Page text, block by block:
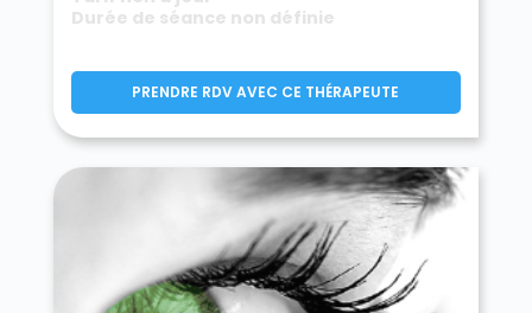
Durée de séance non définie
PRENDRE RDV AVEC CE THÉRAPEUTE